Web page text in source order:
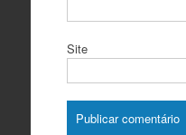
Site